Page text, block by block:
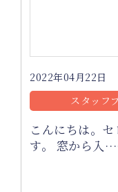
2022年04月22日
スタッフ
こんにちは。
す。 窓から入